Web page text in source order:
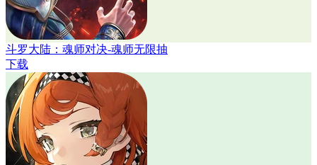
斗罗大陆：魂师对决-魂师无限抽
下载